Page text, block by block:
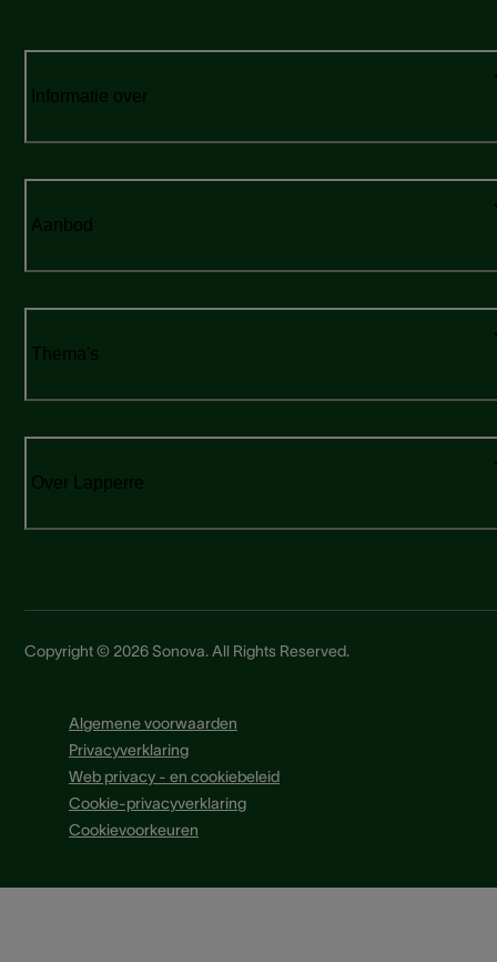
Informatie over
Aanbod
Thema's
Over Lapperre
Copyright © 2026 Sonova. All Rights Reserved.
Algemene voorwaarden
Privacyverklaring
Web privacy - en cookiebeleid
Cookie-privacyverklaring
Cookievoorkeuren